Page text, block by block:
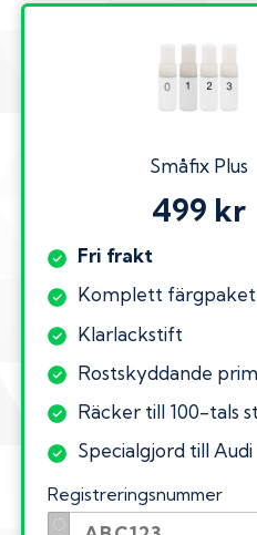
Småfix Plus
499 kr
Fri frakt
Komplett färgpaket
Klarlackstift
Rostskyddande
Räcker till 100-tals
Specialgjord till Audi
Registreringsnummer